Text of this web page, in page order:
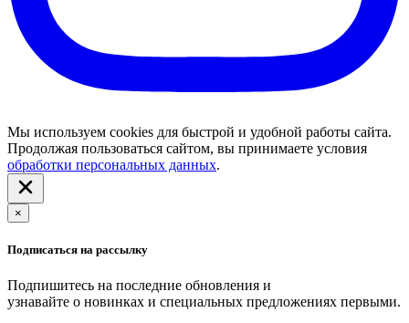
Мы используем cookies для быстрой и удобной работы сайта.
Продолжая пользоваться сайтом, вы принимаете условия
обработки персональных данных.
×
Подписаться на рассылку
Подпишитесь на последние обновления и
узнавайте о новинках и специальных предложениях первыми.